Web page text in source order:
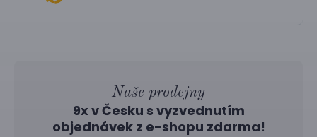
Naše prodejny
9x v Česku s vyzvednutím
objednávek z e-shopu zdarma!